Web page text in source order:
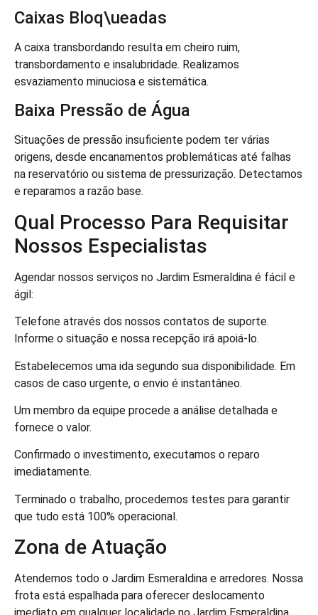
Caixas Bloq\ueadas
A caixa transbordando resulta em cheiro ruim,
transbordamento e insalubridade. Realizamos
esvaziamento minuciosa e sistemática.
Baixa Pressão de Água
Situações de pressão insuficiente podem ter várias
origens, desde encanamentos problemáticas até falhas
na reservatório ou sistema de pressurização. Detectamos
e reparamos a razão base.
Qual Processo Para Requisitar
Nossos Especialistas
Agendar nossos serviços no Jardim Esmeraldina é fácil e
ágil:
Telefone através dos nossos contatos de suporte.
Informe o situação e nossa recepção irá apoiá-lo.
Estabelecemos uma ida segundo sua disponibilidade. Em
casos de caso urgente, o envio é instantâneo.
Um membro da equipe procede a análise detalhada e
fornece o valor.
Confirmado o investimento, executamos o reparo
imediatamente.
Terminado o trabalho, procedemos testes para garantir
que tudo está 100% operacional.
Zona de Atuação
Atendemos todo o Jardim Esmeraldina e arredores. Nossa
frota está espalhada para oferecer deslocamento